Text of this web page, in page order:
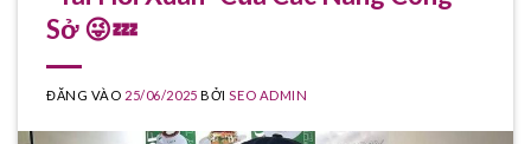
Sở 😜💤
ĐĂNG VÀO 25/06/2025 BỞISEO ADMIN